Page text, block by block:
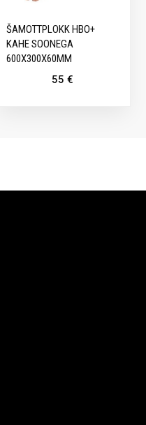
ŠAMOTTPLOKK HBO+
KAHE SOONEGA
600X300X60MM
55€